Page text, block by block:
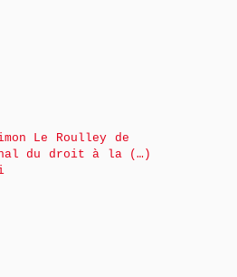
Le Roulley de
du droit à la (…)